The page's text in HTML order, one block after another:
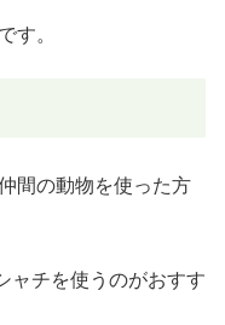
す。
間の動物を使った方
ャチを使うのがおすす